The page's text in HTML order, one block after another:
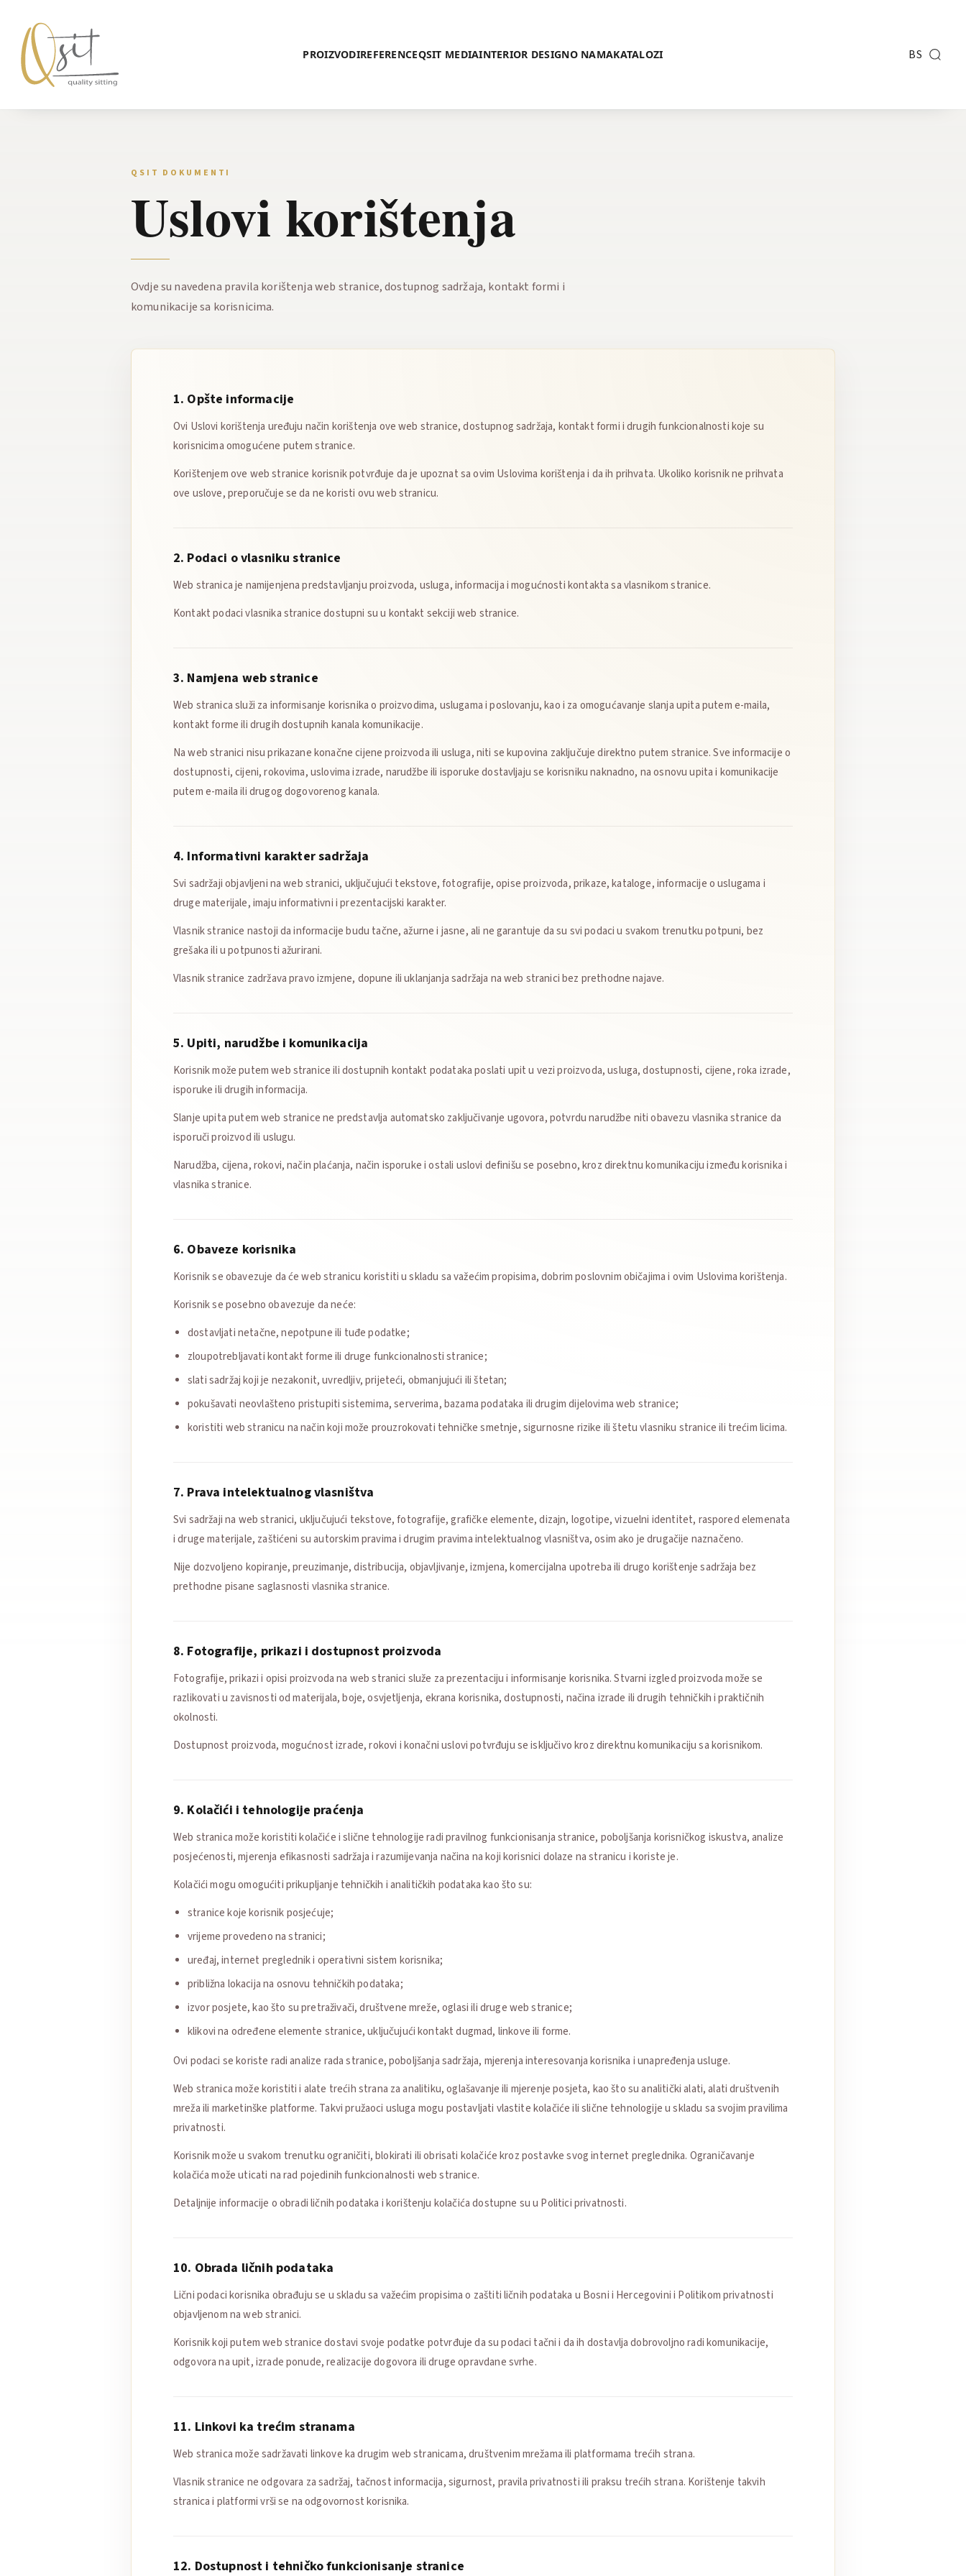
PROIZVODIREFERENCEQSIT MEDIAINTERIOR DESIGNO NAMAKATALOZI BS
QSIT DOKUMENTI
Uslovi korištenja
Ovdje su navedena pravila korištenja web stranice, dostupnog sadržaja, kontakt formi i
komunikacije sa korisnicima.
1. Opšte informacije
Ovi Uslovi korištenja uređuju način korištenja ove web stranice, dostupnog sadržaja, kontakt formi i drugih funkcionalnosti koje su
korisnicima omogućene putem stranice.
Korištenjem ove web stranice korisnik potvrđuje da je upoznat sa ovim Uslovima korištenja i da ih prihvata. Ukoliko korisnik ne prihvata
ove uslove, preporučuje se da ne koristi ovu web stranicu.
2. Podaci o vlasniku stranice
Web stranica je namijenjena predstavljanju proizvoda, usluga, informacija i mogućnosti kontakta sa vlasnikom stranice.
Kontakt podaci vlasnika stranice dostupni su u kontakt sekciji web stranice.
3. Namjena web stranice
Web stranica služi za informisanje korisnika o proizvodima, uslugama i poslovanju, kao i za omogućavanje slanja upita putem e-maila,
kontakt forme ili drugih dostupnih kanala komunikacije.
Na web stranici nisu prikazane konačne cijene proizvoda ili usluga, niti se kupovina zaključuje direktno putem stranice. Sve informacije o
dostupnosti, cijeni, rokovima, uslovima izrade, narudžbe ili isporuke dostavljaju se korisniku naknadno, na osnovu upita i komunikacije
putem e-maila ili drugog dogovorenog kanala.
4. Informativni karakter sadržaja
Svi sadržaji objavljeni na web stranici, uključujući tekstove, fotografije, opise proizvoda, prikaze, kataloge, informacije o uslugama i
druge materijale, imaju informativni i prezentacijski karakter.
Vlasnik stranice nastoji da informacije budu tačne, ažurne i jasne, ali ne garantuje da su svi podaci u svakom trenutku potpuni, bez
grešaka ili u potpunosti ažurirani.
Vlasnik stranice zadržava pravo izmjene, dopune ili uklanjanja sadržaja na web stranici bez prethodne najave.
5. Upiti, narudžbe i komunikacija
Korisnik može putem web stranice ili dostupnih kontakt podataka poslati upit u vezi proizvoda, usluga, dostupnosti, cijene, roka izrade,
isporuke ili drugih informacija.
Slanje upita putem web stranice ne predstavlja automatsko zaključivanje ugovora, potvrdu narudžbe niti obavezu vlasnika stranice da
isporuči proizvod ili uslugu.
Narudžba, cijena, rokovi, način plaćanja, način isporuke i ostali uslovi definišu se posebno, kroz direktnu komunikaciju između korisnika i
vlasnika stranice.
6. Obaveze korisnika
Korisnik se obavezuje da će web stranicu koristiti u skladu sa važećim propisima, dobrim poslovnim običajima i ovim Uslovima korištenja.
Korisnik se posebno obavezuje da neće:
dostavljati netačne, nepotpune ili tuđe podatke;
zloupotrebljavati kontakt forme ili druge funkcionalnosti stranice;
slati sadržaj koji je nezakonit, uvredljiv, prijeteći, obmanjujući ili štetan;
pokušavati neovlašteno pristupiti sistemima, serverima, bazama podataka ili drugim dijelovima web stranice;
koristiti web stranicu na način koji može prouzrokovati tehničke smetnje, sigurnosne rizike ili štetu vlasniku stranice ili trećim licima.
7. Prava intelektualnog vlasništva
Svi sadržaji na web stranici, uključujući tekstove, fotografije, grafičke elemente, dizajn, logotipe, vizuelni identitet, raspored elemenata
i druge materijale, zaštićeni su autorskim pravima i drugim pravima intelektualnog vlasništva, osim ako je drugačije naznačeno.
Nije dozvoljeno kopiranje, preuzimanje, distribucija, objavljivanje, izmjena, komercijalna upotreba ili drugo korištenje sadržaja bez
prethodne pisane saglasnosti vlasnika stranice.
8. Fotografije, prikazi i dostupnost proizvoda
Fotografije, prikazi i opisi proizvoda na web stranici služe za prezentaciju i informisanje korisnika. Stvarni izgled proizvoda može se
razlikovati u zavisnosti od materijala, boje, osvjetljenja, ekrana korisnika, dostupnosti, načina izrade ili drugih tehničkih i praktičnih
okolnosti.
Dostupnost proizvoda, mogućnost izrade, rokovi i konačni uslovi potvrđuju se isključivo kroz direktnu komunikaciju sa korisnikom.
9. Kolačići i tehnologije praćenja
Web stranica može koristiti kolačiće i slične tehnologije radi pravilnog funkcionisanja stranice, poboljšanja korisničkog iskustva, analize
posjećenosti, mjerenja efikasnosti sadržaja i razumijevanja načina na koji korisnici dolaze na stranicu i koriste je.
Kolačići mogu omogućiti prikupljanje tehničkih i analitičkih podataka kao što su:
stranice koje korisnik posjećuje;
vrijeme provedeno na stranici;
uređaj, internet preglednik i operativni sistem korisnika;
približna lokacija na osnovu tehničkih podataka;
izvor posjete, kao što su pretraživači, društvene mreže, oglasi ili druge web stranice;
klikovi na određene elemente stranice, uključujući kontakt dugmad, linkove ili forme.
Ovi podaci se koriste radi analize rada stranice, poboljšanja sadržaja, mjerenja interesovanja korisnika i unapređenja usluge.
Web stranica može koristiti i alate trećih strana za analitiku, oglašavanje ili mjerenje posjeta, kao što su analitički alati, alati društvenih
mreža ili marketinške platforme. Takvi pružaoci usluga mogu postavljati vlastite kolačiće ili slične tehnologije u skladu sa svojim pravilima
privatnosti.
Korisnik može u svakom trenutku ograničiti, blokirati ili obrisati kolačiće kroz postavke svog internet preglednika. Ograničavanje
kolačića može uticati na rad pojedinih funkcionalnosti web stranice.
Detaljnije informacije o obradi ličnih podataka i korištenju kolačića dostupne su u Politici privatnosti.
10. Obrada ličnih podataka
Lični podaci korisnika obrađuju se u skladu sa važećim propisima o zaštiti ličnih podataka u Bosni i Hercegovini i Politikom privatnosti
objavljenom na web stranici.
Korisnik koji putem web stranice dostavi svoje podatke potvrđuje da su podaci tačni i da ih dostavlja dobrovoljno radi komunikacije,
odgovora na upit, izrade ponude, realizacije dogovora ili druge opravdane svrhe.
11. Linkovi ka trećim stranama
Web stranica može sadržavati linkove ka drugim web stranicama, društvenim mrežama ili platformama trećih strana.
Vlasnik stranice ne odgovara za sadržaj, tačnost informacija, sigurnost, pravila privatnosti ili praksu trećih strana. Korištenje takvih
stranica i platformi vrši se na odgovornost korisnika.
12. Dostupnost i tehničko funkcionisanje stranice